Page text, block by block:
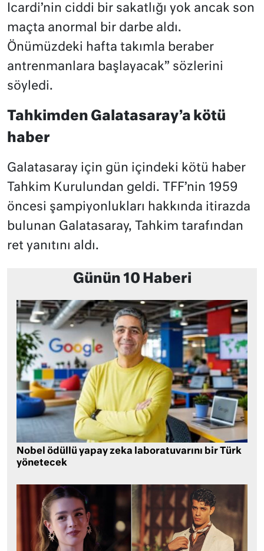
Icardi’nin ciddi bir sakatlığı yok ancak son
maçta anormal bir darbe aldı.
Önümüzdeki hafta takımla beraber
antrenmanlara başlayacak” sözlerini
söyledi.
Tahkimden Galatasaray’a kötü
haber
Galatasaray için gün içindeki kötü haber
Tahkim Kurulundan geldi. TFF’nin 1959
öncesi şampiyonlukları hakkında itirazda
bulunan Galatasaray, Tahkim tarafından
ret yanıtını aldı.
Günün 10 Haberi
Nobel ödüllü yapay zeka laboratuvarını bir Türk
yönetecek